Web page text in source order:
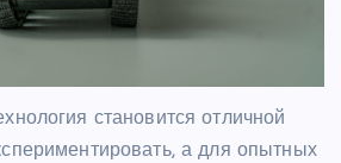
становится отличной
а для опытных